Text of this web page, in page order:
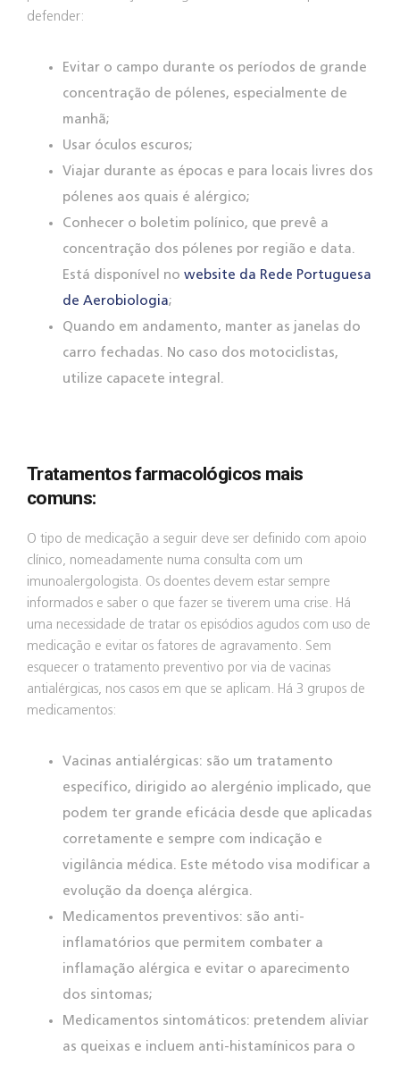
defender:
Evitar o campo durante os períodos de grande
concentração de pólenes, especialmente de
manhã;
Usar óculos escuros;
Viajar durante as épocas e para locais livres dos
pólenes aos quais é alérgico;
Conhecer o boletim polínico, que prevê a
concentração dos pólenes por região e data.
Está disponível no website da Rede Portuguesa
de Aerobiologia;
Quando em andamento, manter as janelas do
carro fechadas. No caso dos motociclistas,
utilize capacete integral.
Tratamentos farmacológicos mais
comuns:
O tipo de medicação a seguir deve ser definido com apoio
clínico, nomeadamente numa consulta com um
imunoalergologista. Os doentes devem estar sempre
informados e saber o que fazer se tiverem uma crise. Há
uma necessidade de tratar os episódios agudos com uso de
medicação e evitar os fatores de agravamento. Sem
esquecer o tratamento preventivo por via de vacinas
antialérgicas, nos casos em que se aplicam. Há 3 grupos de
medicamentos:
Vacinas antialérgicas: são um tratamento
específico, dirigido ao alergénio implicado, que
podem ter grande eficácia desde que aplicadas
corretamente e sempre com indicação e
vigilância médica. Este método visa modificar a
evolução da doença alérgica.
Medicamentos preventivos: são anti-
inflamatórios que permitem combater a
inflamação alérgica e evitar o aparecimento
dos sintomas;
Medicamentos sintomáticos: pretendem aliviar
as queixas e incluem anti-histamínicos para o